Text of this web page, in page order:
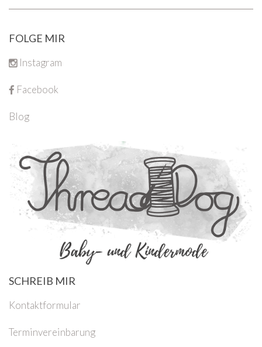
FOLGE MIR
Instagram
Facebook
Blog
SCHREIB MIR
Kontaktformular
Terminvereinbarung